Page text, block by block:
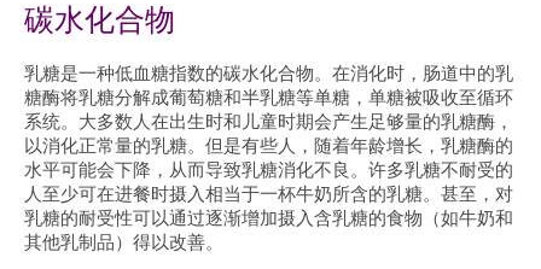
碳水化合物
乳糖是一种低血糖指数的碳水化合物。在消化时，肠道中的乳
糖酶将乳糖分解成葡萄糖和半乳糖等单糖，单糖被吸收至循环
系统。大多数人在出生时和儿童时期会产生足够量的乳糖酶，
以消化正常量的乳糖。但是有些人，随着年龄增长，乳糖酶的
水平可能会下降，从而导致乳糖消化不良。许多乳糖不耐受的
人至少可在进餐时摄入相当于一杯牛奶所含的乳糖。甚至，对
乳糖的耐受性可以通过逐渐增加摄入含乳糖的食物（如牛奶和
其他乳制品）得以改善。